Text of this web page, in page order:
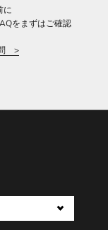
に
をまずはご確認
>